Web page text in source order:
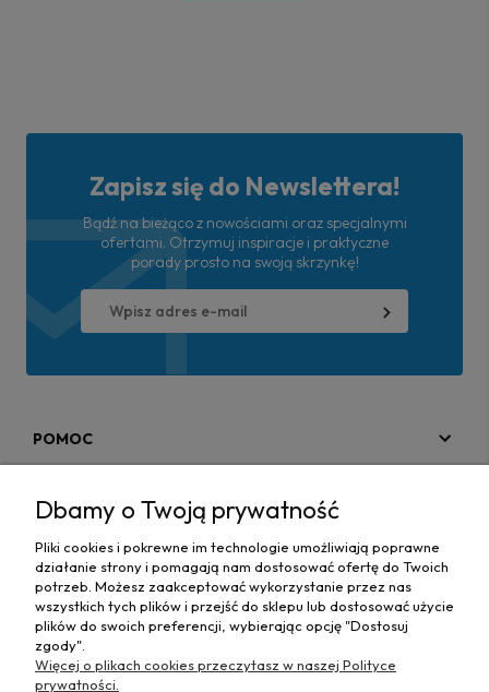
Zapisz się do Newslettera!
Bądź na bieżąco z nowościami oraz specjalnymi
ofertami. Otrzymuj inspiracje i praktyczne
porady prosto na swoją skrzynkę!
POMOC
MAPA STRONY
INFORMACJE
Dbamy o Twoją prywatność
Pliki cookies i pokrewne im technologie umożliwiają poprawne
działanie strony i pomagają nam dostosować ofertę do Twoich
potrzeb. Możesz zaakceptować wykorzystanie przez nas
wszystkich tych plików i przejść do sklepu lub dostosować użycie
plików do swoich preferencji, wybierając opcję "Dostosuj
zgody".
Więcej o plikach cookies przeczytasz w naszej Polityce
prywatności.